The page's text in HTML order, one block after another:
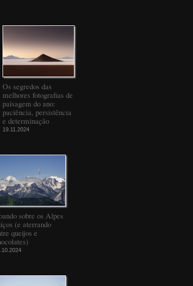
Os segredos das
melhores fotografias de
paisagem do ano:
paciência, persistência
e determinação
19.11.2024
sobre os Alpes
(e aterrando
queijos e